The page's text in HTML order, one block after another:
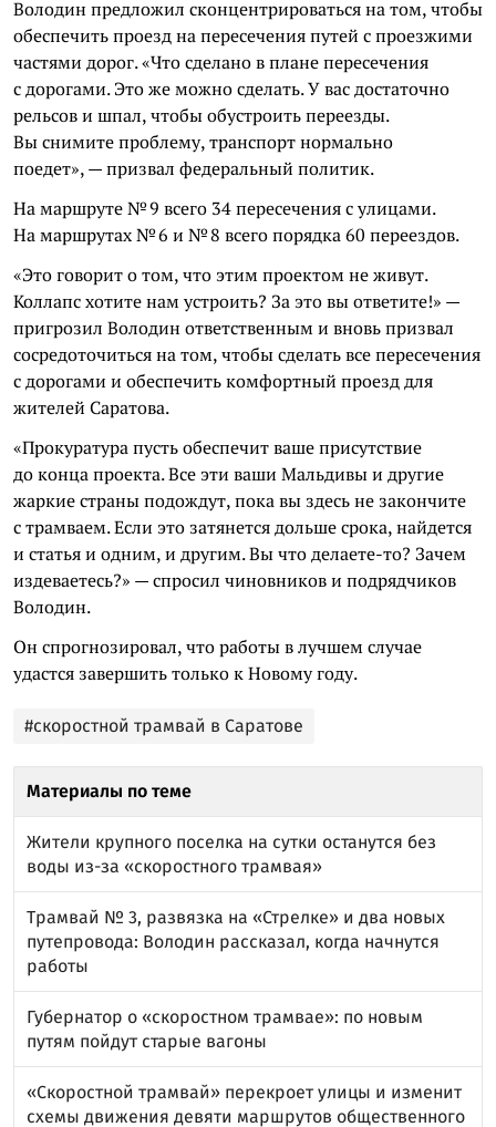
Володин предложил сконцентрироваться на том, чтобы
обеспечить проезд на пересечения путей с проезжими
частями дорог. «Что сделано в плане пересечения
с дорогами. Это же можно сделать. У вас достаточно
рельсов и шпал, чтобы обустроить переезды.
Вы снимите проблему, транспорт нормально
поедет», — призвал федеральный политик.
На маршруте № 9 всего 34 пересечения с улицами.
На маршрутах № 6 и № 8 всего порядка 60 переездов.
«Это говорит о том, что этим проектом не живут.
Коллапс хотите нам устроить? За это вы ответите!» —
пригрозил Володин ответственным и вновь призвал
сосредоточиться на том, чтобы сделать все пересечения
с дорогами и обеспечить комфортный проезд для
жителей Саратова.
«Прокуратура пусть обеспечит ваше присутствие
до конца проекта. Все эти ваши Мальдивы и другие
жаркие страны подождут, пока вы здесь не закончите
с трамваем. Если это затянется дольше срока, найдется
и статья и одним, и другим. Вы что делаете-то? Зачем
издеваетесь?» — спросил чиновников и подрядчиков
Володин.
Он спрогнозировал, что работы в лучшем случае
удастся завершить только к Новому году.
#скоростной трамвай в Саратове
Материалы по теме
Жители крупного поселка на сутки останутся без
воды из-за «скоростного трамвая»
Трамвай № 3, развязка на «Стрелке» и два новых
путепровода: Володин рассказал, когда начнутся
работы
Губернатор о «скоростном трамвае»: по новым
путям пойдут старые вагоны
«Скоростной трамвай» перекроет улицы и изменит
схемы движения девяти маршрутов общественного